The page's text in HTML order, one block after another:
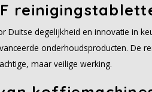
Duitse degelijkheid en innovatie in
onderhoudsproducten. De
maar veilige werking.